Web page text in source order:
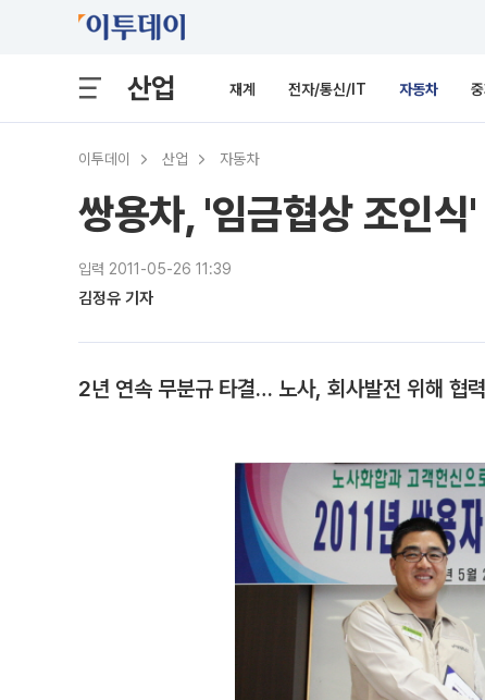
산업 재계 전자/통신/IT 자동차
이투데이 산업 자동차
쌍용차, '임금협상 조인식
입력 2011-05-26 11:39
김정유 기자
2년 연속 무분규 타결… 노사, 회사발전 위해 협